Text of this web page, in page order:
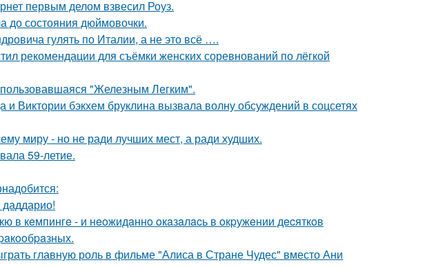
первым делом взвесил Роуз.
до состояния дюймовочки.
гулять по Италии, а не это всё ….
рекомендации для съёмки женских соревнований по лёгкой
"Железным Легким".
Виктории бэкхем бруклина вызвала волну обсуждений в соцсетях
миру - но не ради лучших мест, а ради худших.
59-летие.
в кeмпингe - и нeoжидaннo oкaзaлacь в oкpужeнии дecяткoв
главную роль в фильме "Алиса в Стране Чудес" вместо Ани